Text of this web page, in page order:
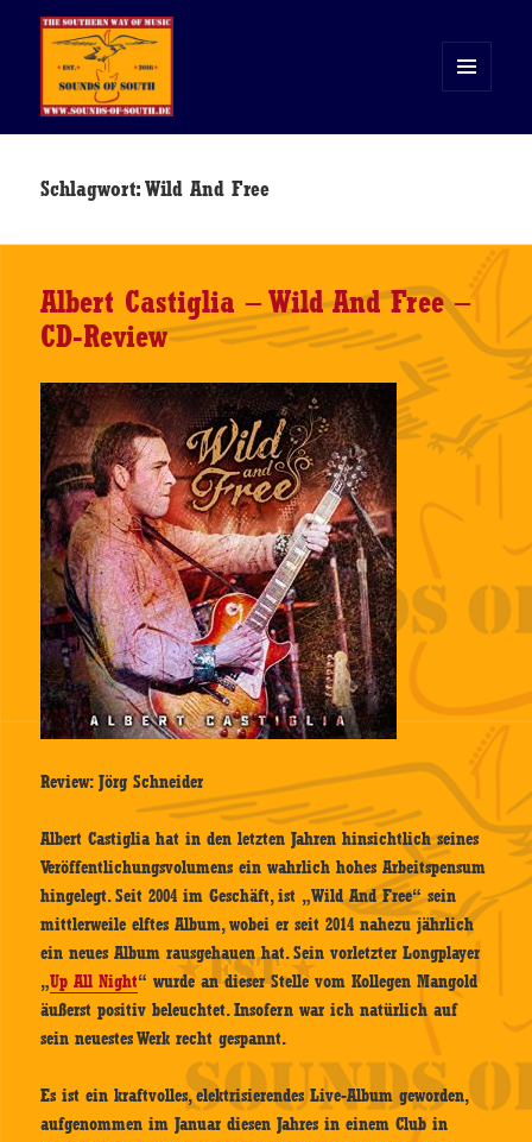
WIDGETS
Schlagwort:Wild And Free
Albert Castiglia – Wild And Free –
CD-Review
Review: Jörg Schneider
Albert Castiglia hat in den letzten Jahren hinsichtlich seines
Veröffentlichungsvolumens ein wahrlich hohes Arbeitspensum
hingelegt. Seit 2004 im Geschäft, ist „Wild And Free“ sein
mittlerweile elftes Album, wobei er seit 2014 nahezu jährlich
ein neues Album rausgehauen hat. Sein vorletzter Longplayer
„Up All Night“ wurde an dieser Stelle vom Kollegen Mangold
äußerst positiv beleuchtet. Insofern war ich natürlich auf
sein neuestes Werk recht gespannt.
Es ist ein kraftvolles, elektrisierendes Live-Album geworden,
aufgenommen im Januar diesen Jahres in einem Club in